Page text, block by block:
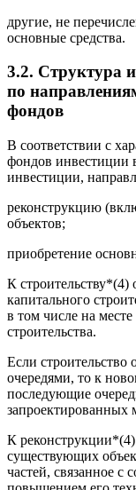
другие, не
основные средства.
3.2. Структура
по
фондов
В соответствии с
фондов инвестиции
инвестиции,
реконструкцию
объектов;
приобретение
К строительству*(4)
капитального
в том числе на
строительства.
Если строительство
очередями, то к
последующие
запроектированных
К реконструкции*(4)
существующих
частей, связанное с